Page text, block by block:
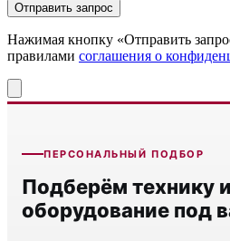
Нажимая кнопку «Отправить
правилами соглашения о
ПЕРСОНАЛЬНЫЙ ПОДБОР
Подберём технику
оборудование под